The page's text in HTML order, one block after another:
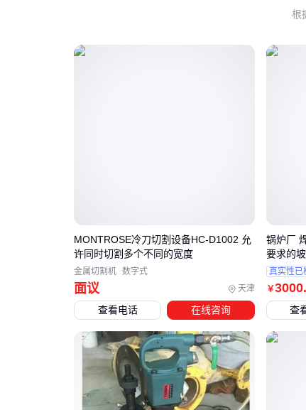
根
面议 天津
MONTROSE冷刀切割设备HC-D1002 允
许同时切割多个不同的宽度
金属切割机 数字式
查看电话 在线咨询
￥3000
锅炉厂
要求的
真实性已
查